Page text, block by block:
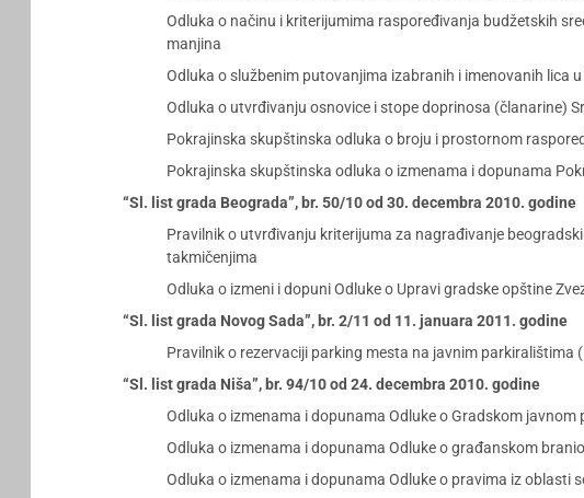
Odluka o načinu i kriterijumima raspoređivanja budžetskih
manjina
Odluka o službenim putovanjima izabranih i imenovanih lica
Odluka o utvrđivanju osnovice i stope doprinosa (članarine)
Pokrajinska skupštinska odluka o broju i prostornom
Pokrajinska skupštinska odluka o izmenama i dopunama
“Sl. list grada Beograda”, br. 50/10 od 30. decembra 2010. godine
Pravilnik o utvrđivanju kriterijuma za nagrađivanje
takmičenjima
Odluka o izmeni i dopuni Odluke o Upravi gradske opštine
“Sl. list grada Novog Sada”, br. 2/11 od 11. januara 2011. godine
Pravilnik o rezervaciji parking mesta na javnim parkiralištima
“Sl. list grada Niša”, br. 94/10 od 24. decembra 2010. godine
Odluka o izmenama i dopunama Odluke o Gradskom
Odluka o izmenama i dopunama Odluke o građanskom
Odluka o izmenama i dopunama Odluke o pravima iz oblasti